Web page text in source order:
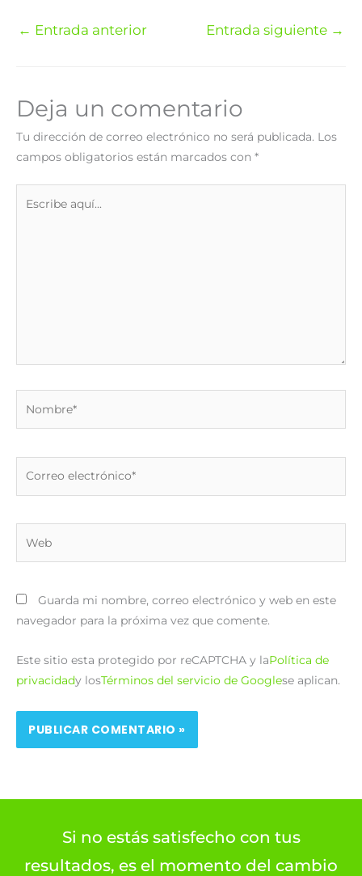
← Entrada anterior Entrada siguiente →
Deja un comentario
Tu dirección de correo electrónico no será publicada. Los
campos obligatorios están marcados con *
Guarda mi nombre, correo electrónico y web en este
navegador para la próxima vez que comente.
Este sitio esta protegido por reCAPTCHA y laPolítica de
privacidady losTérminos del servicio de Googlese aplican.
Si no estás satisfecho con tus
resultados, es el momento del cambio